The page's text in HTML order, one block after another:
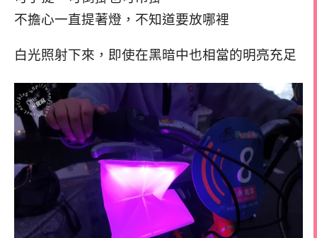
不擔心一直提著燈，不知道要放哪裡
白光照射下來，即使在黑暗中也相當的明亮充足